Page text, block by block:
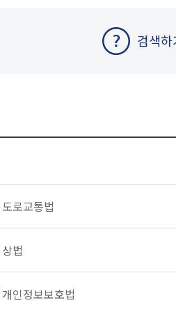
검색하
로교통법
법
인정보보호법